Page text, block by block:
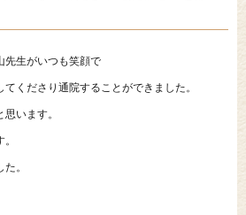
先生がいつも笑顔で
くださり通院することができました。
います。
。